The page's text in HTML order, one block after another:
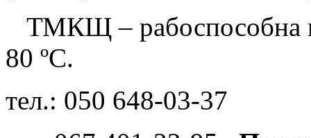
ТМКЩ – рабоспособна
80 ºС.
тел.: 050 648-03-37